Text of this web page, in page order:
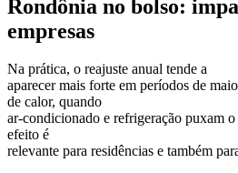
Rondônia no bolso:
empresas
Na prática, o reajuste anual tende a
aparecer mais forte em períodos de
de calor, quando
ar-condicionado e refrigeração puxam
efeito é
relevante para residências e também